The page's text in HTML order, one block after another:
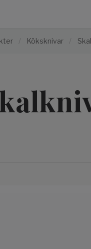
/ Köksknivar /